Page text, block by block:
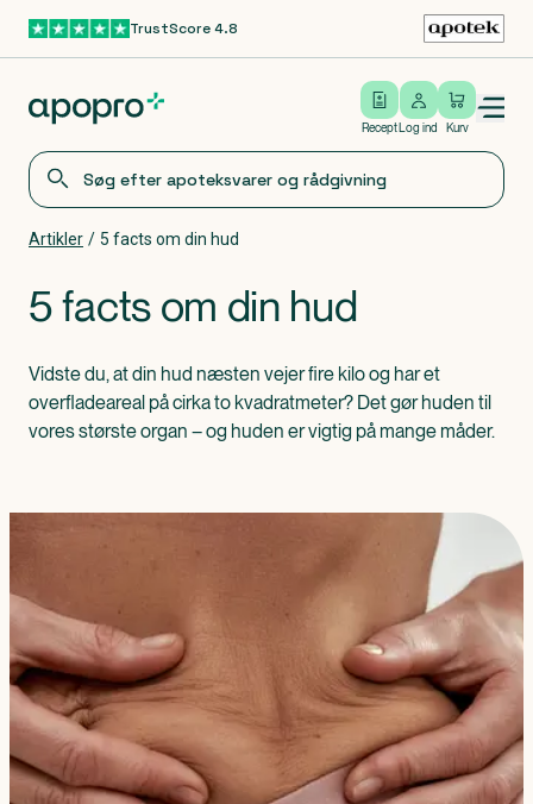
Gå til hovedindholdTrustScore 4.8
Recept
Log ind
Log ind Kurv
Open/close menu
Artikler / 5 facts om din hud
5 facts om din hud
Vidste du, at din hud næsten vejer fire kilo og har et
overfladeareal på cirka to kvadratmeter? Det gør huden til
vores største organ – og huden er vigtig på mange måde‌r.